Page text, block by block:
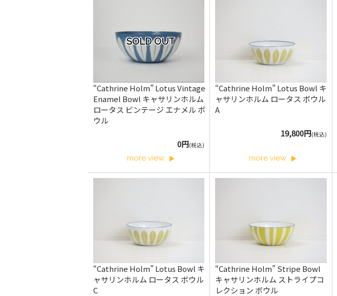
SOLD OUT
“Cathrine Holm” Lotus Vintage
Enamel Bowl キャサリンホルム
ロータス ビンテージ エナメル ボ
ウル
0円(税込)
more view
“Cathrine Holm” Lotus Bowl キ
ャサリンホルム ロータス ボウル
A
19,800円(税込)
more view
“Cathrine Holm” Lotus Bowl キ
ャサリンホルム ロータス ボウル
C
“Cathrine Holm” Stripe Bowl
キャサリンホルム ストライプコ
レクション ボウル